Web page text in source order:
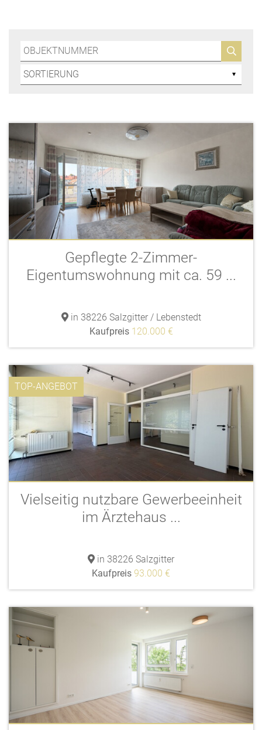
Gepflegte 2-Zimmer-
Eigentumswohnung mit ca. 59 ...
in 38226 Salzgitter / Lebenstedt
Kaufpreis 120.000 €
TOP-ANGEBOT
Vielseitig nutzbare Gewerbeeinheit
im Ärztehaus ...
in 38226 Salzgitter
Kaufpreis 93.000 €